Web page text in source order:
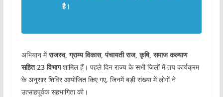
है।
अभियान मेंराजस्व, ग्राम्य विकास, पंचायती राज, कृषि, समाज कल्याण
सहित 23 विभागशामिल हैं। पहले दिन राज्य के सभी जिलों में तय कार्यक्रम
के अनुसार शिविर आयोजित किए गए, जिनमें बड़ी संख्या में लोगों ने
उत्साहपूर्वक सहभागिता की।